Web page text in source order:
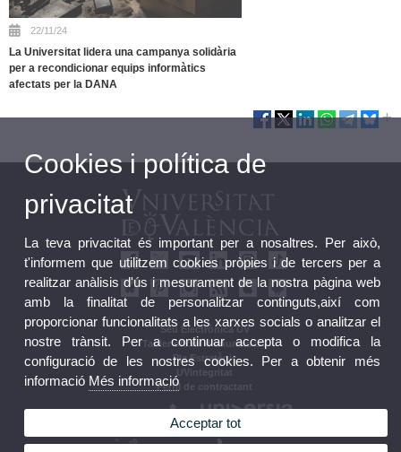
22/11/24
La Universitat lidera una campanya solidària
per a recondicionar equips informàtics
afectats per la DANA
Seu Electrònica UV
Tauler oficial d'anuncis UV
Pla Estratègic
UVintegritat
Perfil de contractant
Cookies i política de
privacitat
La teva privacitat és important per a nosaltres. Per això,
t'informem que utilitzem cookies pròpies i de tercers per a
realitzar anàlisis d'ús i mesurament de la nostra pàgina web
amb la finalitat de personalitzar continguts,així com
proporcionar funcionalitats a les xarxes socials o analitzar el
nostre trànsit. Per a continuar accepta o modifica la
configuració de les nostres cookies. Per a obtenir més
informació Més informació
Acceptar tot